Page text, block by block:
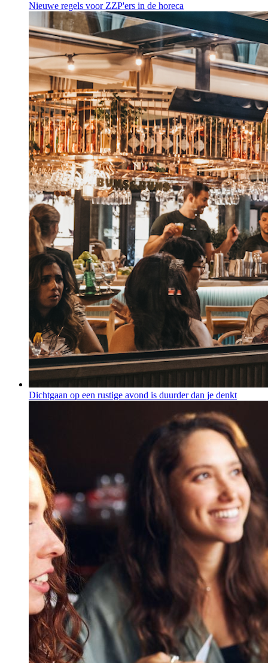
Nieuwe regels voor ZZP'ers in de horeca
Dichtgaan op een rustige avond is duurder dan je denkt